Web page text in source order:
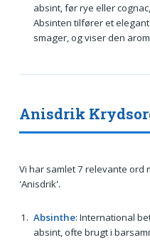
absint, før rye eller
Absinten tilfører et
smager, og viser den
Anisdrik
Vi har samlet 7 relevante ord
'Anisdrik'.
Absinthe: International
absint, ofte brugt i